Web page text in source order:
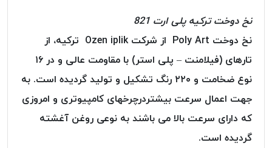
KORD
نخ
توری
نخ
توری
پلیسه
کرد
نخ دوخت ترکیه پلی ارت 821
نخ دوخت Poly Art از شرکت Ozen iplik ترکیه، از
تارهای (فیلامنت – پلی استر) با مقاومت عالی و در ۱۶
نوع ضخامت و ۲۲۰ رنگ تشکیل و تولید گردیده است. به
جهت اعمال سرعت بیشتردرچرخهای کامپیوتری و امروزی
که دارای سرعت بالا می باشند به نوعی روغن آغشته
گردیده است.